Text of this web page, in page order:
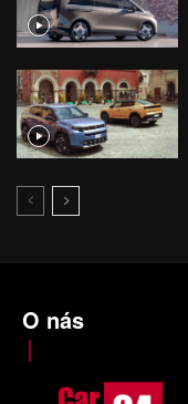
O nás